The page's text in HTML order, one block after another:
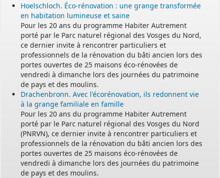
Hoelschloch. Éco-rénovation : une grange transformée
en habitation lumineuse et saine
Pour les 20 ans du programme Habiter Autrement
porté par le Parc naturel régional des Vosges du Nord,
ce dernier invite à rencontrer particuliers et
professionnels de la rénovation du bâti ancien lors des
portes ouvertes de 25 maisons éco-rénovées de
vendredi à dimanche lors des journées du patrimoine
de pays et des moulins.
Drachenbronn. Avec l'écorénovation, ils redonnent vie
à la grange familiale en famille
Pour les 20 ans du programme Habiter Autrement
porté par le Parc naturel régional des Vosges du Nord
(PNRVN), ce dernier invite à rencontrer particuliers et
professionnels de la rénovation du bâti ancien lors des
portes ouvertes de 25 maisons éco-rénovées de
vendredi à dimanche lors des journées du patrimoine
de pays et des moulins.